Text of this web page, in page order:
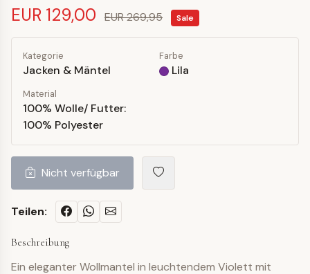
EUR 129,00 EUR 269,95 Sale
Kategorie
Jacken & Mäntel
Farbe
Lila
Material
100% Wolle/ Futter:
100% Polyester
Nicht verfügbar
Teilen:
Beschreibung
Ein eleganter Wollmantel in leuchtendem Violett mit